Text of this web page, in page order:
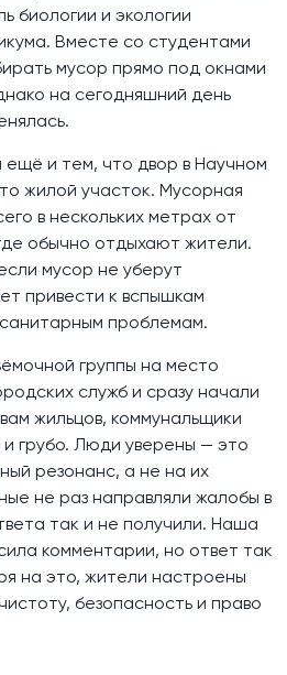
биологии и экологии
Вместе со студентами
мусор прямо под окнами
на сегодняшний день
ещё и тем, что двор в Научном
жилой участок. Мусорная
в нескольких метрах от
обычно отдыхают жители.
мусор не уберут
привести к вспышкам
проблемам.
группы на место
служб и сразу начали
жильцов, коммунальщики
грубо. Люди уверены — это
резонанс, а не на их
не раз направляли жалобы в
так и не получили. Наша
комментарии, но ответ так
на это, жители настроены
безопасность и право